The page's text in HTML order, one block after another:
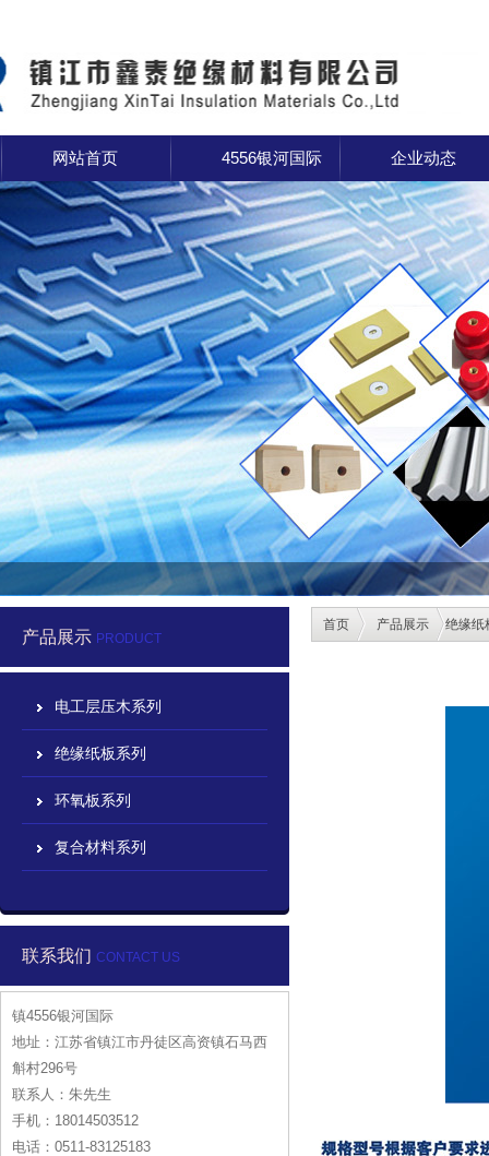
网站首页 4556银河国际 企业动态
产品展示 PRODUCT
电工层压木系列
绝缘纸板系列
环氧板系列
复合材料系列
联系我们 CONTACT US
镇4556银河国际
地址：江苏省镇江市丹徒区高资镇石马西
斛村296号
联系人：朱先生
手机：18014503512
电话：0511-83125183
首页 产品展示 绝缘纸